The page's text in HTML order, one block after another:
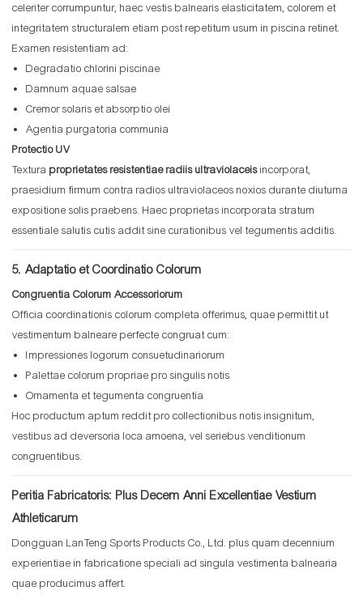
celeriter corrumpuntur, haec vestis balnearis elasticitatem, colorem et
integritatem structuralem etiam post repetitum usum in piscina retinet.
Examen resistentiam ad:
Degradatio chlorini piscinae
Damnum aquae salsae
Cremor solaris et absorptio olei
Agentia purgatoria communia
Protectio UV
Textura proprietates resistentiae radiis ultraviolaceisincorporat,
praesidium firmum contra radios ultraviolaceos noxios durante diuturna
expositione solis praebens. Haec proprietas incorporata stratum
essentiale salutis cutis addit sine curationibus vel tegumentis additis.
5. Adaptatio et Coordinatio Colorum
Congruentia Colorum Accessoriorum
Officia coordinationis colorum completa offerimus, quae permittit ut
vestimentum balneare perfecte congruat cum:
Impressiones logorum consuetudinariorum
Palettae colorum propriae pro singulis notis
Ornamenta et tegumenta congruentia
Hoc productum aptum reddit pro collectionibus notis insignitum,
vestibus ad deversoria loca amoena, vel seriebus venditionum
congruentibus.
Peritia Fabricatoris: Plus Decem Anni Excellentiae Vestium
Athleticarum
Dongguan LanTeng Sports Products Co., Ltd. plus quam decennium
experientiae in fabricatione speciali ad singula vestimenta balnearia
quae producimus affert.